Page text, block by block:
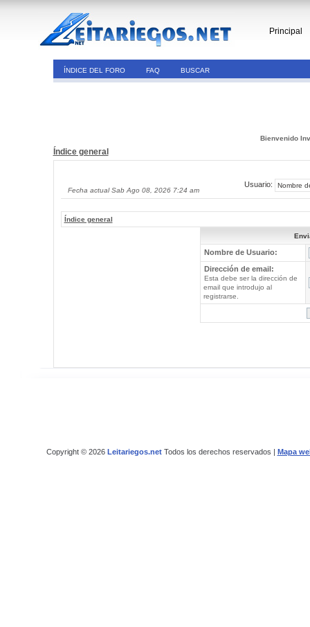
Principal
ÍNDICE DEL FORO FAQ BUSCAR
Bienvenido
Índice general
Fecha actual Sab Ago 08, 2026 7:24 am
Usuario:
Índice general
Nombre de Usuario:
Dirección de email:
Esta debe ser la dirección de
email que introdujo al
registrarse.
Copyright © 2026 Leitariegos.netTodos los derechos reservados | Mapa